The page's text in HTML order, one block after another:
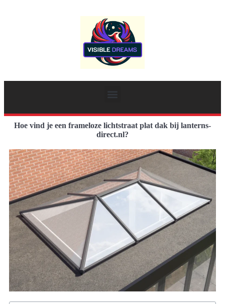
Hoe vind je een frameloze lichtstraat plat dak bij lanterns-
direct.nl?